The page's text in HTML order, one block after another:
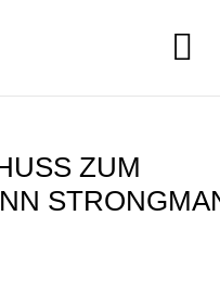
ZUM J